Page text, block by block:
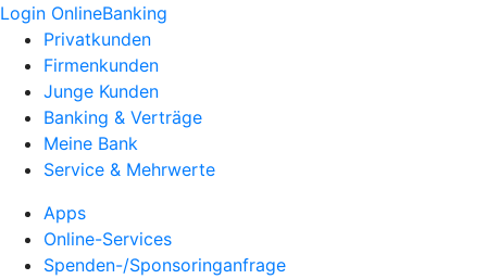
Login OnlineBanking
Privatkunden
Firmenkunden
Junge Kunden
Banking & Verträge
Meine Bank
Service & Mehrwerte
Apps
Online-Services
Spenden-/Sponsoringanfrage